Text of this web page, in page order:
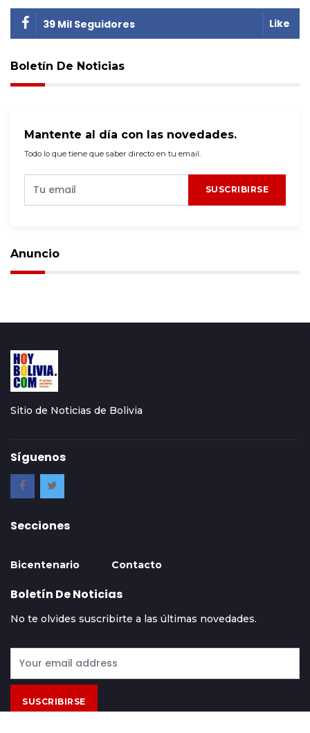
39 Mil Seguidores Like
Boletín De Noticias
Mantente al día con las novedades.
Todo lo que tiene que saber directo en tu email.
SUSCRIBIRSE
Anuncio
Sitio de Noticias de Bolivia
Síguenos
Secciones
Bicentenario Contacto
Boletín De Noticias
No te olvides suscribirte a las últimas novedades.
SUSCRIBIRSE